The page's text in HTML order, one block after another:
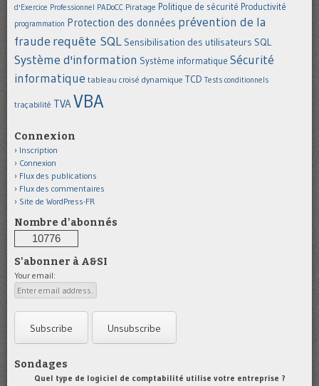
d'Exercice Professionnel PADoCC Piratage Politique de sécurité Productivité
programmation Protection des données prévention de la
fraude requête SQL Sensibilisation des utilisateurs SQL
Système d'information Système informatique Sécurité
informatique tableau croisé dynamique TCD Tests conditionnels
traçabilité TVAVBA
Connexion
Inscription
Connexion
Flux des publications
Flux des commentaires
Site de WordPress-FR
Nombre d'abonnés
10776
S'abonner à A&SI
Your email:
Sondages
Quel type de logiciel de comptabilité utilise votre entreprise ?